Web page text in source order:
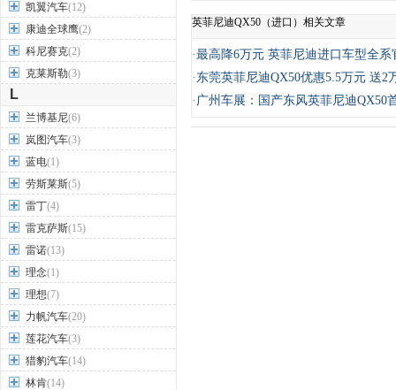
凯翼汽车(12)
康迪全球鹰(2)
科尼赛克(2)
克莱斯勒(3)
L
兰博基尼(6)
岚图汽车(3)
蓝电(1)
劳斯莱斯(5)
雷丁(4)
雷克萨斯(15)
雷诺(13)
理念(1)
理想(7)
力帆汽车(20)
莲花汽车(3)
猎豹汽车(14)
林肯(14)
英菲尼迪QX50（进口）相关文章
·最高降6万元 英菲尼迪进口车型全系
· 东莞英菲尼迪QX50优惠5.5万元 送2
· 广州车展：国产东风英菲尼迪QX50